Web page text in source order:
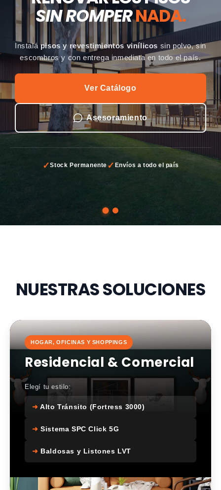
asegura con una cinta de doble cara tolerante a la
humedad.
Ver Colección Geotone
NUESTRAS SOLUCIONES
HOGAR, OFICINAS Y SHOPPINGS
Residencial & Comercial
Elegí tu estilo:
➜ Alto Tránsito (Fortress 3000)
➜ Sistema SPC Click 5G
➜ Baldosas y Listones LVT